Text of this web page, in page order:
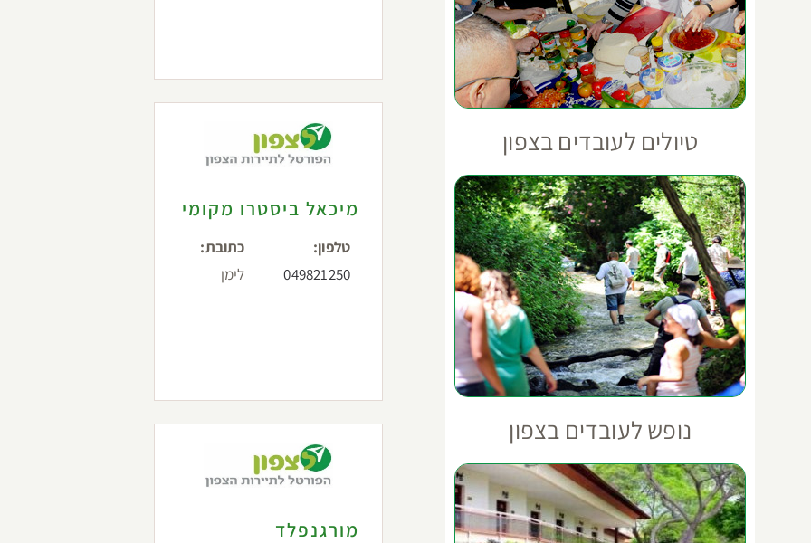
מיכאל ביסטרו מקומי
טלפון:
049821250
כתובת:
לימן
מורגנפלד
טיולים לעובדים בצפון
נופש לעובדים בצפון